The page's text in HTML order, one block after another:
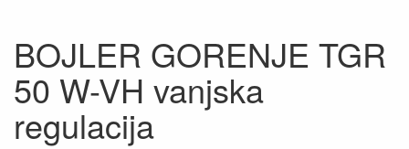
BOJLER GORENJE TGR
50 W-VH vanjska
regulacija